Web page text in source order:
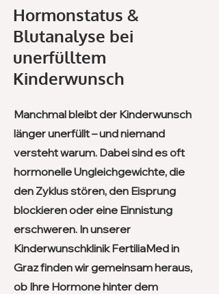
Hormonstatus &
Blutanalyse bei
unerfülltem
Kinderwunsch
Manchmal bleibt der Kinderwunsch
länger unerfüllt – und niemand
versteht warum. Dabei sind es oft
hormonelle Ungleichgewichte, die
den Zyklus stören, den Eisprung
blockieren oder eine Einnistung
erschweren. In unserer
Kinderwunschklinik FertiliaMed in
Graz finden wir gemeinsam heraus,
ob Ihre Hormone hinter dem